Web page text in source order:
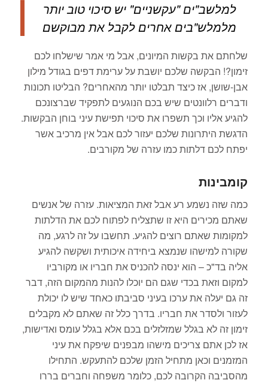
למלשב"ים "עקשניים" יש סיכוי טוב יותר
מלמלש"בים אחרים לקבל את מבוקשם
שלחתם את בקשות המיונים, אבל מי אמר שישלחו לכם
זימון?! הבקשה שלכם יושבת על ערימת דפים בגודל מילון
אבן-שושן, אז כיצד תבלטו יותר מהאחרים? הבליטו תכונות
ודברים רלוונטים שיש בכם הנוגעים לתפקיד שברצונכם
להגיע אליו וכך תשפרו את סיכוי תפישת עיני בוחן הבקשות.
הדגשת היתרונות שלכם יעזור לכם אבל אין מרכיב אשר
יפתח לכם דלתות כמו עזרה של מקורבים.
קומבינות
כמה שזה נשמע רע אבל זאת המציאות. עזרה של אנשים
שאתם מכירים היא זו שתצליח לפתוח לכם את הדלתות
למקומות שאתם רוצים להגיע. תחשבו על זה לרגע, מה
שקורה למישהו שנמצא ביחידה איכותית ושקשה להגיע
אליה בד"כ – הוא ינסה להכניס את חבריו או מקורביו
למקום וזאת בכדי שגם הם יוכלו להנות מהמקום הזה, דבר
זה גם יעלה את ערכו בעיני סביבתו כאחד שיש לו יכולת
לעזור ולסדר את חבריו. בדרך כלל זה שאתם לא מקבלים
זימון זה לא בגלל שמזלזלים בכם אלא בגלל עומס ואדישות,
אז לכן אתם צריכים מישהו מבפנים שיפקח את עיני
המזמנים וכאן מתחיל הזמן שלכם להתעקש. התחילו
מהסביבה הקרובה לכם, כלומר משפחה וחברים בררו